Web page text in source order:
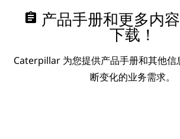
assignment 产品手册和更多内
下载！
Caterpillar 为您提供产品手册和其他信
断变化的业务需求。